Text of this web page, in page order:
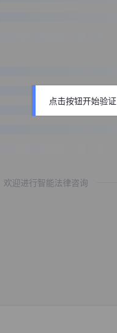
欢迎进行智能法律咨询
点击按钮开始验证